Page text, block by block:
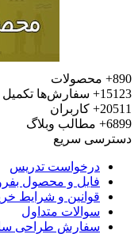
محصولات
سفارش‌ها تکمیل شده
کاربران
مطالب وبلاگ
سریع
درخواست تدریس
فایل و محصول بفروشید
قوانین و شرایط خرید
سوالات متداول
سفارش طراحی سایت